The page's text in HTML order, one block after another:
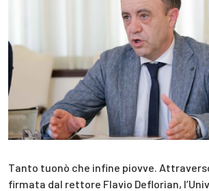
Tanto tuonò che infine piovve.
firmata dal rettore Flavio Deflorian,